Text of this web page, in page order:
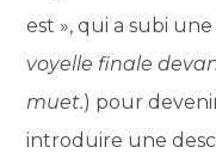
est », qui a subi une
voyelle finale
muet.) pour
introduire une